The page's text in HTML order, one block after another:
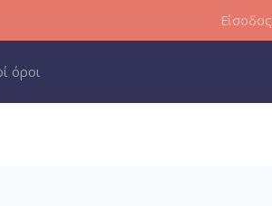
Είσοδος
όροι